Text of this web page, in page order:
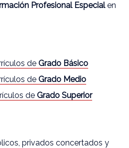
Profesional Especialen
de Grado Básico
de Grado Medio
de Grado Superior
privados concertados y